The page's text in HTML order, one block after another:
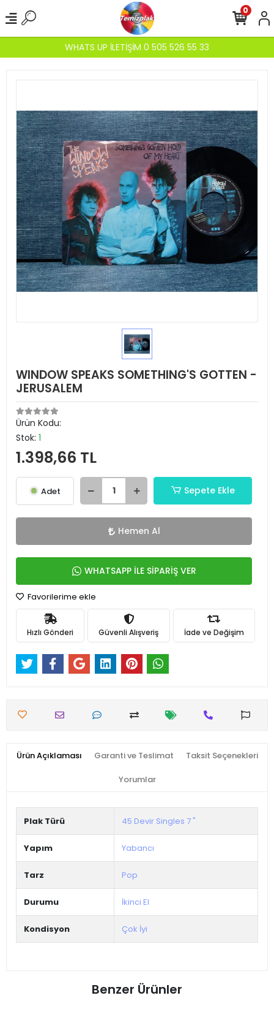
WHATS UP İLETİŞİM 0 505 526 55 33
0
WINDOW SPEAKS SOMETHING'S GOTTEN -
JERUSALEM
Ürün Kodu:
Stok: 1
1.398,66 TL
Adet Sepete Ekle
Hemen Al
WHATSAPP İLE SİPARİŞ VER
Favorilerime ekle
Hızlı Gönderi Güvenli Alışveriş İade ve Değişim
Ürün Açıklaması Garanti ve Teslimat Taksit Seçenekleri
Yorumlar
Plak Türü 45 Devir Singles 7 "
Yapım Yabancı
Tarz Pop
Durumu İkinci El
Kondisyon Çok İyi
Benzer Ürünler